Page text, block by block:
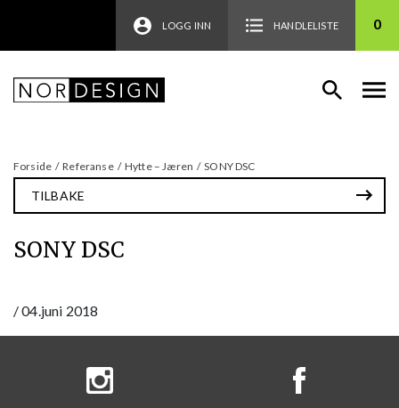
LOGG INN HANDLELISTE 0
Forside / Referanse / Hytte – Jæren / SONY DSC
TILBAKE
SONY DSC
/04.juni 2018